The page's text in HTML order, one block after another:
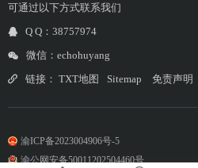
可通过以下方式联系我们
Q Q：38757974
微信：echohuyang
链接： TXT地图 Sitemap 免责声明
渝ICP备2023004906号-5
渝公网安备50011202504460号